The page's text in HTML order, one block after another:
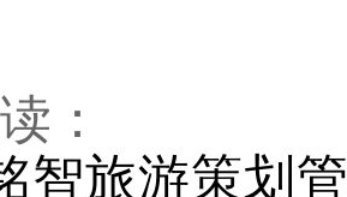
：
智旅游策划